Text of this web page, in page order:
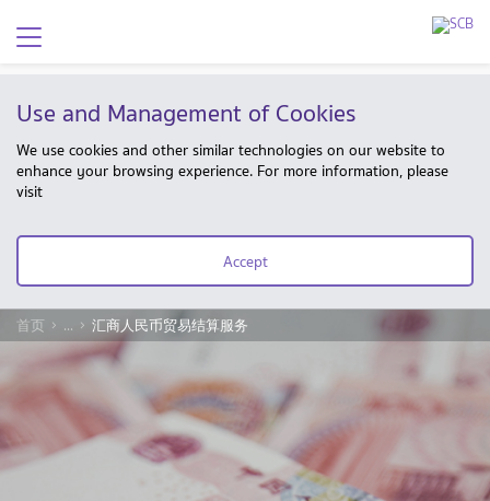
Use and Management of Cookies
We use cookies and other similar technologies on our website to
enhance your browsing experience. For more information, please
visit
Accept
首页 ... 汇商人民币贸易结算服务